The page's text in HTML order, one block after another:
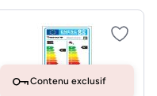
Contenu exclusif